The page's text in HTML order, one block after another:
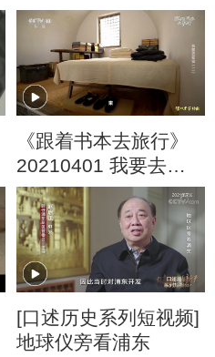
《跟着书本去旅行》
20210401 我要去延
安（二）
[口述历史系列短视频]
地球仪旁看浦东